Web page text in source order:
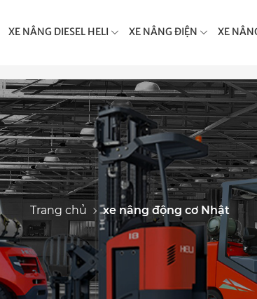
XE NÂNG DIESEL HELI XE NÂNG ĐIỆN XE
Trang chủ xe nâng động cơ Nhật